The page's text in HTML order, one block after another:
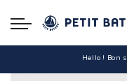
Hello ! Bon